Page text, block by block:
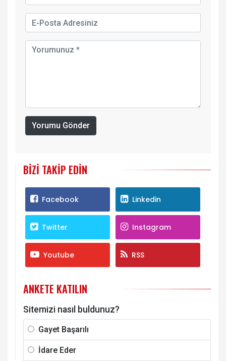
Yorumu Gönder
BIZI TAKIP EDIN
Facebook Linkedin
Twitter Instagram
Youtube RSS
ANKETE KATILIN
Sitemizi nasıl buldunuz?
Gayet Başarılı
İdare Eder